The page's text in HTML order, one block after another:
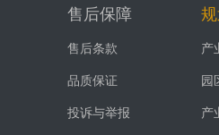
售后保障
售后条款
品质保证
投诉与举报
产
园
产